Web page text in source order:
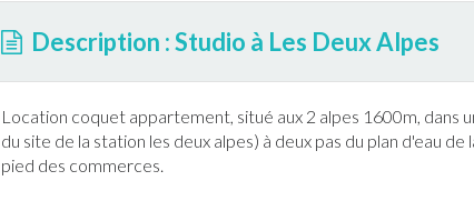
Description : Studio à Les Deux Alpes
Location coquet appartement, situé aux 2 alpes 1600m, dans
du site de la station les deux alpes) à deux pas du plan d'eau de
pied des commerces.